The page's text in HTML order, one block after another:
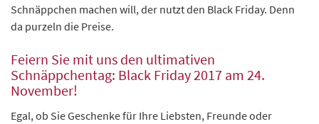
Schnäppchen machen will, der nutzt den Black Friday. Denn
da purzeln die Preise.
Feiern Sie mit uns den ultimativen
Schnäppchentag: Black Friday 2017 am 24.
November!
Egal, ob Sie Geschenke für Ihre Liebsten, Freunde oder